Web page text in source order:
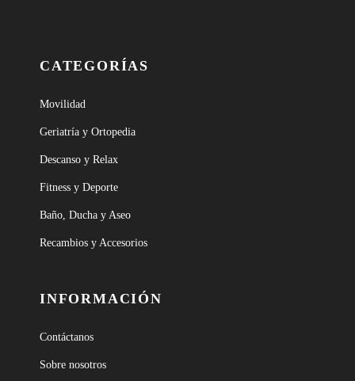
CATEGORÍAS
Movilidad
Geriatría y Ortopedia
Descanso y Relax
Fitness y Deporte
Baño, Ducha y Aseo
Recambios y Accesorios
INFORMACIÓN
Contáctanos
Sobre nosotros